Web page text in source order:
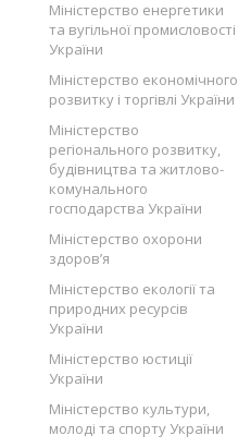
Міністерство енергетики
та вугільної промисловості
України
Міністерство економічного
розвитку і торгівлі України
Міністерство
регіонального розвитку,
будівництва та житлово-
комунального
господарства України
Міністерство охорони
здоров’я
Міністерство екології та
природних ресурсів
України
Міністерство юстиції
України
Міністерство культури,
молоді та спорту України